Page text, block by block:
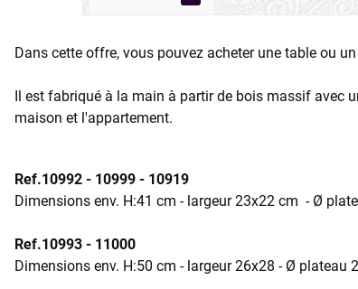
Dans cette offre, vous pouvez acheter une table ou
Il est fabriqué à la main à partir de bois massif avec
maison et l'appartement.
Ref.10992 - 10999 - 10919
Dimensions env. H:41 cm - largeur 23x22 cm - Ø
Ref.10993 - 11000
Dimensions env. H:50 cm - largeur 26x28 - Ø plateau